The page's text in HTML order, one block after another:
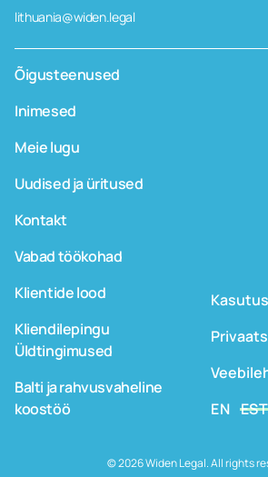
lithuania@widen.legal
Õigusteenused
Inimesed
Meie lugu
Uudised ja üritused
Kontakt
Vabad töökohad
Klientide lood
Kliendilepingu
Üldtingimused
Balti ja rahvusvaheline
koostöö
EN
© 2026 Widen Legal. All rights